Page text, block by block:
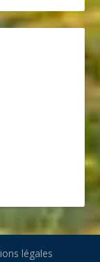
légales